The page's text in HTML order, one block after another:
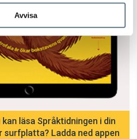
Avvisa
läsa Språktidningen i din
surfplatta? Ladda ned appen